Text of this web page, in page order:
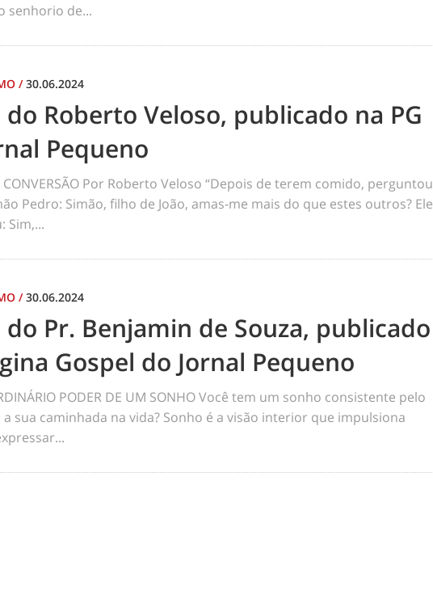
senhorio de...
/30.06.2024
Roberto Veloso, publicado na PG
Pequeno
CONVERSÃO Por Roberto Veloso “Depois de terem comido, perguntou
Pedro: Simão, filho de João, amas-me mais do que estes outros? Ele
Sim,...
/30.06.2024
Pr. Benjamin de Souza, publicado
Gospel do Jornal Pequeno
PODER DE UM SONHO Você tem um sonho consistente pelo
sua caminhada na vida? Sonho é a visão interior que impulsiona